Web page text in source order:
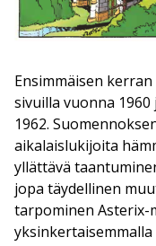
Ensimmäisen
sivuilla vuonna
1962.
aikalaislukijoita
yllättävä
jopa täydellinen
tarpominen Asterix-